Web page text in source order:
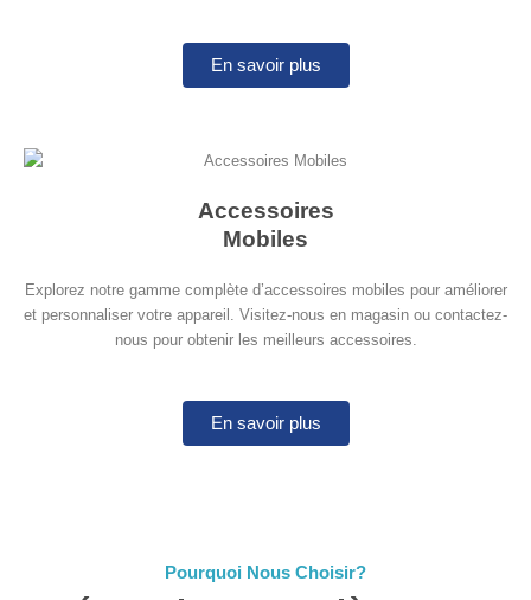
En savoir plus
Accessoires
Mobiles
Explorez notre gamme complète d’accessoires mobiles pour améliorer
et personnaliser votre appareil. Visitez-nous en magasin ou contactez-
nous pour obtenir les meilleurs accessoires.
En savoir plus
Pourquoi Nous Choisir?